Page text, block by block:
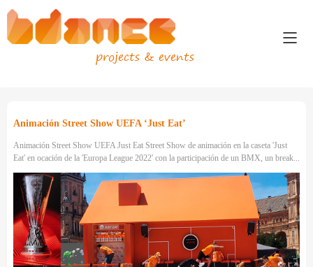
projects & events
Animación Street Show UEFA ‘Just Eat’
Animación Street Show UEFA Just Eat Street Show de animación en la caseta 'Just
Eat' en ocación de la 'Europa League 2022' con la participación de un BMX, un break...